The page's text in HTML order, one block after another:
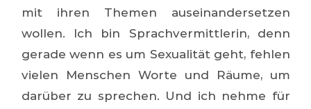
mit ihren Themen auseinandersetzen
wollen. Ich bin Sprachvermittlerin, denn
gerade wenn es um Sexualität geht, fehlen
vielen Menschen Worte und Räume, um
darüber zu sprechen. Und ich nehme für